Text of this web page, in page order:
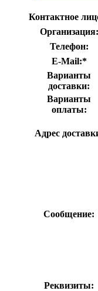
Контактное
Организация:
Телефон:
E-Mail:*
Варианты
доставки:
Варианты
оплаты:
Адрес
Сообщение:
Реквизиты: